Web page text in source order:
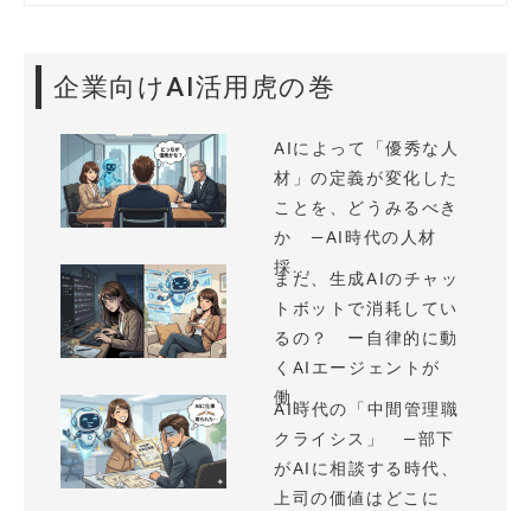
企業向けAI活用虎の巻
AIによって「優秀な人
材」の定義が変化した
ことを、どうみるべき
か —AI時代の人材
採...
まだ、生成AIのチャッ
トボットで消耗してい
るの？ ー自律的に動
くAIエージェントが
働...
AI時代の「中間管理職
クライシス」 —部下
がAIに相談する時代、
上司の価値はどこに